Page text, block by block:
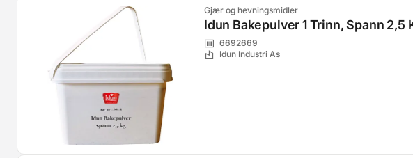
Gjær og hevningsmidler
Idun Bakepulver 1 Trinn, Spann 2,5
6692669
Idun Industri As